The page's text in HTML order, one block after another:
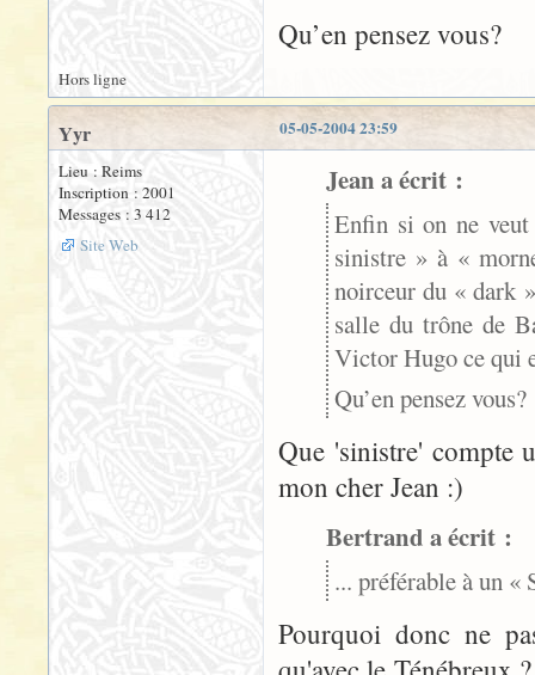
Qu’en pensez vous?
Hors ligne
05-05-2004 23:59
Yyr
Lieu : Reims
Inscription : 2001
Messages : 3 412
Site Web
Jean a écrit :
Enfin si on ne
sinistre » à «
noirceur du « dark
salle du trône de
Victor Hugo ce qui
Qu’en pensez vous?
Que 'sinistre' compte
mon cher Jean :)
Bertrand a écrit :
... préférable à un
Pourquoi donc ne